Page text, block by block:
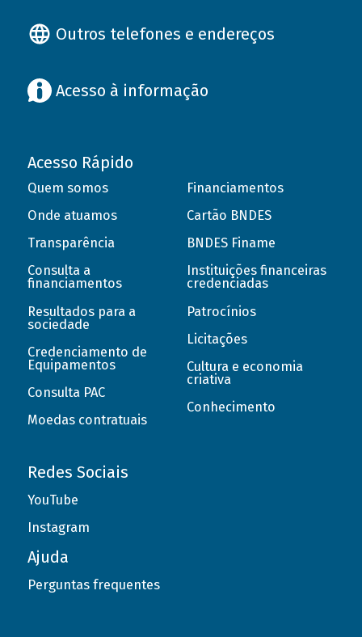
Outros telefones e endereços
Acesso à informação
Acesso Rápido
Quem somos
Onde atuamos
Transparência
Consulta a
financiamentos
Resultados para a
sociedade
Credenciamento de
Equipamentos
Consulta PAC
Moedas contratuais
Financiamentos
Cartão BNDES
BNDES Finame
Instituições financeiras
credenciadas
Patrocínios
Licitações
Cultura e economia
criativa
Conhecimento
Redes Sociais
YouTube
Instagram
Ajuda
Perguntas frequentes